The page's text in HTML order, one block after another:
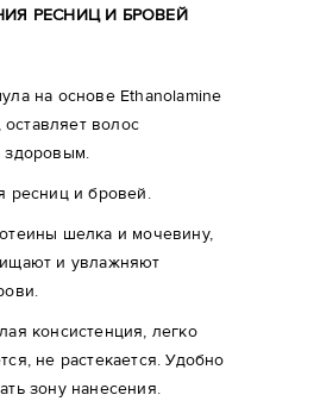
РЕСНИЦ И БРОВЕЙ
на основе Ethanolamine
волос
здоровым.
ресниц и бровей.
шелка и мочевину,
и увлажняют
консистенция, легко
не растекается. Удобно
зону нанесения.